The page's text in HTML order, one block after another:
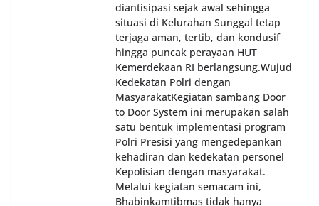
diantisipasi sejak awal sehingga
situasi di Kelurahan Sunggal tetap
terjaga aman, tertib, dan kondusif
hingga puncak perayaan HUT
Kemerdekaan RI berlangsung.‎‎Wujud
Kedekatan Polri dengan
Masyarakat‎Kegiatan sambang Door
to Door System ini merupakan salah
satu bentuk implementasi program
Polri Presisi yang mengedepankan
kehadiran dan kedekatan personel
Kepolisian dengan masyarakat.
Melalui kegiatan semacam ini,
Bhabinkamtibmas tidak hanya